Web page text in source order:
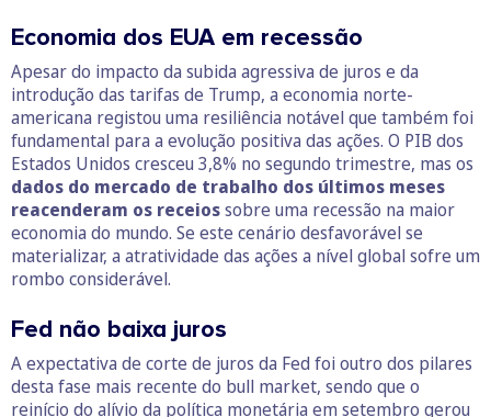
Economia dos EUA em recessão
Apesar do impacto da subida agressiva de juros e da
introdução das tarifas de Trump, a economia norte-
americana registou uma resiliência notável que também foi
fundamental para a evolução positiva das ações. O PIB dos
Estados Unidos cresceu 3,8% no segundo trimestre, mas os
dados do mercado de trabalho dos últimos meses
reacenderam os receiossobre uma recessão na maior
economia do mundo. Se este cenário desfavorável se
materializar, a atratividade das ações a nível global sofre um
rombo considerável.
Fed não baixa juros
A expectativa de corte de juros da Fed foi outro dos pilares
desta fase mais recente do bull market, sendo que o
reinício do alívio da política monetária em setembro gerou